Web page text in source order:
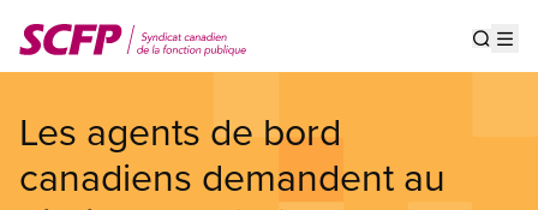
au
contenu
Les agents de bord
canadiens demandent au